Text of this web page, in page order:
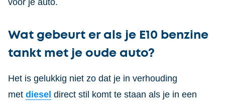
voor je auto.
Wat gebeurt er als je E10 benzine
tankt met je oude auto?
Het is gelukkig niet zo dat je in verhouding
met diesel direct stil komt te staan als je in een